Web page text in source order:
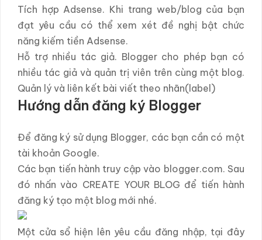
Tích hợp Adsense. Khi trang web/blog của bạn
đạt yêu cầu có thể xem xét đề nghị bật chức
năng kiếm tiền Adsense.
Hỗ trợ nhiều tác giả. Blogger cho phép bạn có
nhiều tác giả và quản trị viên trên cùng một blog.
Quản lý và liên kết bài viết theo nhãn(label)
Hướng dẫn đăng ký Blogger
Để đăng ký sử dụng Blogger, các bạn cần có một
tài khoản Google.
Các bạn tiến hành truy cập vào blogger.com. Sau
đó nhấn vào CREATE YOUR BLOG để tiến hành
đăng ký tạo một blog mới nhé.
Một cửa sổ hiện lên yêu cầu đăng nhập, tại đây